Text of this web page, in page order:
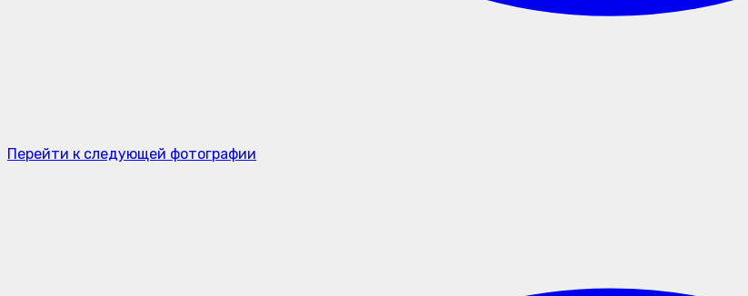
Перейти к следующей фотографии